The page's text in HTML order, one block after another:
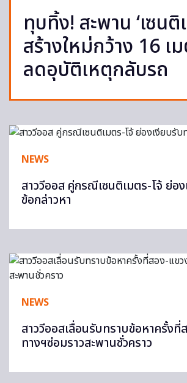
ทุบทิ้ง! สะพาน ‘เซนติ
สร้างใหม่กว้าง 16 เ
ลดอุบัติเหตุกลับรถ
NEWS
สาววีออส คู่กรณีเซนติเมตร-โจ้ ย่อ
ข้อกล่าวหา
NEWS
สาววีออสเลื่อนรับทราบข้อหาครั้งที่
ทางฯซ่อมราวสะพานชั่วคราว